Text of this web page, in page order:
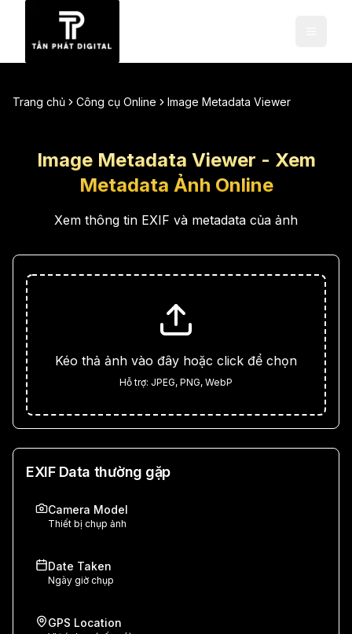
Trang chủ Công cụ Online Image Metadata Viewer
Image Metadata Viewer - Xem
Metadata Ảnh Online
Xem thông tin EXIF và metadata của ảnh
Kéo thả ảnh vào đây hoặc click để chọn
Hỗ trợ: JPEG, PNG, WebP
EXIF Data thường gặp
Camera Model
Thiết bị chụp ảnh
Date Taken
Ngày giờ chụp
GPS Location